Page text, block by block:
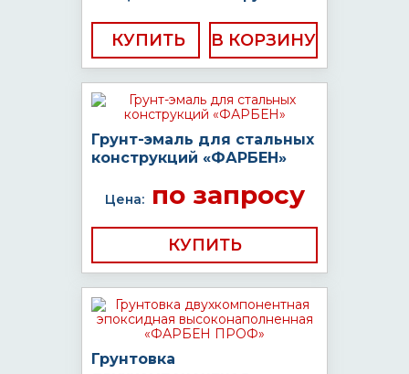
КУПИТЬ
Грунт-эмаль для стальных
конструкций «ФАРБЕН»
Цена:по запросу
КУПИТЬ
Грунтовка